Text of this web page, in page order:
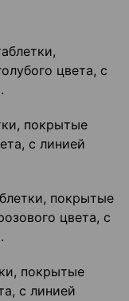
цвета, с
покрытые
с линией
покрытые
цвета, с
покрытые
с линией